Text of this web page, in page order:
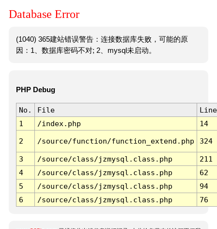
Database Error
(1040) 365建站错误警告：连接数据库失败，可能的原
因：1、数据库密码不对; 2、mysql未启动。
PHP Debug
No. File
Line
1
/index.php 14
2 /source/function/function_extend.php 324
3 /source/class/jzmysql.class.php
211
4
/source/class/jzmysql.class.php
62
5
/source/class/jzmysql.class.php
94
6
/source/class/jzmysql.class.php 76